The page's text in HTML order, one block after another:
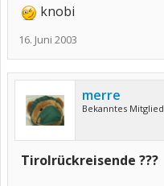
knobi
16. Juni 2003
merre
Bekanntes Mitglied
Tirolrückreisende ???